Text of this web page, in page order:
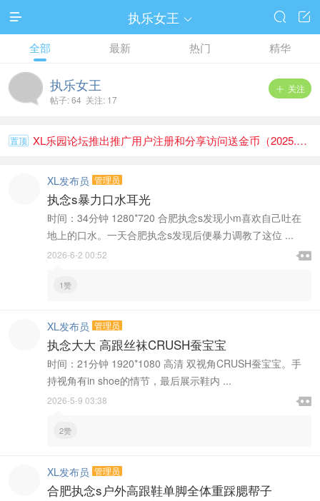
 执乐女王  

全部 最新 热门 精华
 关注
执乐女王
帖子: 64 关注: 17
置顶 XL乐园论坛推出推广用户注册和分享访问送金币（2025.1.1）
XL发布员 管理员
执念s暴力口水耳光
时间：34分钟 1280*720 合肥执念s发现小m喜欢自己吐在
地上的口水。一天合肥执念s发现后便暴力调教了这位 ...

2026-6-2 00:52 
1赞
XL发布员 管理员
执念大大 高跟丝袜CRUSH蚕宝宝
时间：21分钟 1920*1080 高清 双视角CRUSH蚕宝宝。手
持视角有in shoe的情节，最后展示鞋内 ...

2026-5-9 03:38 
2赞
XL发布员 管理员
合肥执念s户外高跟鞋单脚全体重踩腮帮子